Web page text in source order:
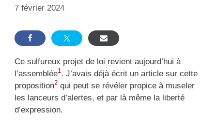
7 février 2024
Ce sulfureux projet de loi revient aujourd’hui à
l’assemblée1 . J’avais déjà écrit un article sur cette
proposition2 qui peut se révéler propice à museler
les lanceurs d’alertes, et par là même la liberté
d’expression.